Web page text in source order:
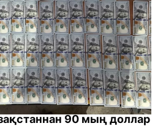
90 мың доллар